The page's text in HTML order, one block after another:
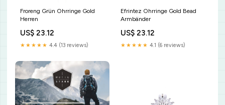
Froreng Grün Ohrringe Gold
Herren
US$ 23.12
★★★★★ 4.4 (13 reviews)
Efrintez Ohrringe Gold Bead
Armbänder
US$ 23.12
★★★★★ 4.1 (6 reviews)